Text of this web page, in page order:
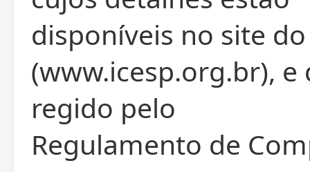
disponíveis no site do
(www.icesp.org.br), e
regido pelo
Regulamento de